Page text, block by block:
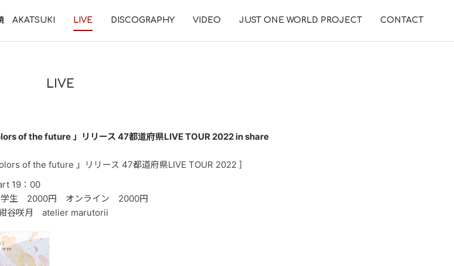
AKATSUKI LIVE DISCOGRAPHY VIDEO JUST ONE WORLD PROJECT CONTACT
LIVE
of the future 」リリース 47都道府県LIVE TOUR 2022 in share
of the future 」リリース 47都道府県LIVE TOUR 2022 ]
19：00
生 2000円 オンライン 2000円
谷咲月 atelier marutorii